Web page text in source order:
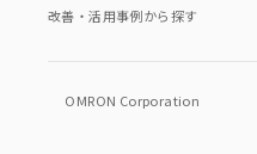
改善・活用事例から探す
OMRON Corporation